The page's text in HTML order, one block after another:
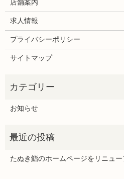
店舗案内
求人情報
プライバシーポリシー
サイトマップ
お知らせ
たぬき鮨のホームページをリニュー